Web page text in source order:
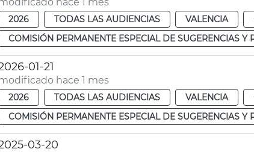
2026 TODAS LAS AUDIENCIAS VALENCIA
COMISIÓN PERMANENTE ESPECIAL DE SUGERENCIAS Y
01-21
hace 1 mes
2026 TODAS LAS AUDIENCIAS VALENCIA
COMISIÓN PERMANENTE ESPECIAL DE SUGERENCIAS Y
03-20